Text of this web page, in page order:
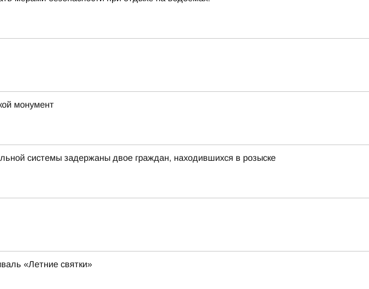
монумент
системы задержаны двое граждан, находившихся в розыске
«Летние святки»